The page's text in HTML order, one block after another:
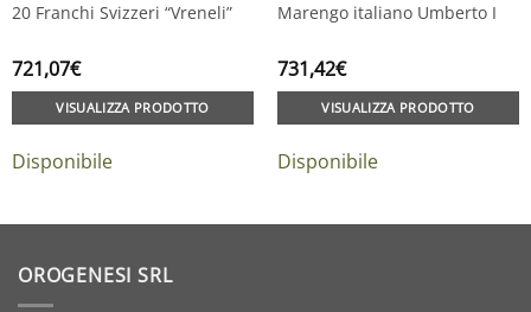
20 Franchi Svizzeri “Vreneli”
721,07€
VISUALIZZA PRODOTTO
Disponibile
Marengo italiano Umberto I
731,42€
VISUALIZZA PRODOTTO
Disponibile
OROGENESI SRL